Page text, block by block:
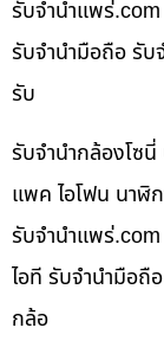
รับจํานําแพร่
รับจำนำมือถือ รับ
รับ
รับจำนำกล้องโซ
แพค ไอโฟน นาฬิ
รับจํานําแพร่
ไอที รับจำนำมือถื
กล้อ